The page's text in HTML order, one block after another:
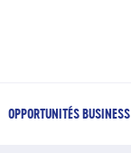
OPPORTUNITÉS BUSINESS